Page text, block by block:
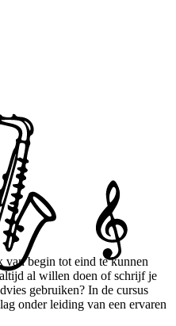
van begin tot eind te kunnen
al willen doen of schrijf je
gebruiken? In de cursus
onder leiding van een ervaren